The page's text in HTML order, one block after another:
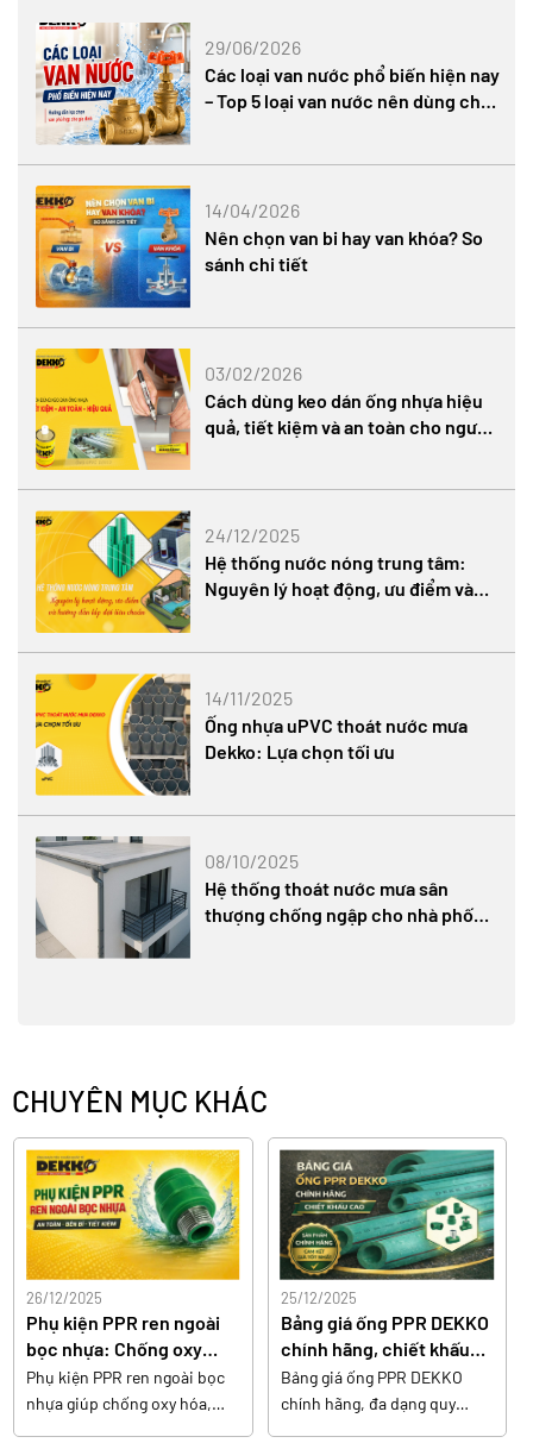
29/06/2026
Các loại van nước phổ biến hiện nay
– Top 5 loại van nước nên dùng cho
14/04/2026
Nên chọn van bi hay van khóa? So
sánh chi tiết
03/02/2026
Cách dùng keo dán ống nhựa hiệu
quả, tiết kiệm và an toàn cho người
24/12/2025
Hệ thống nước nóng trung tâm:
Nguyên lý hoạt động, ưu điểm và
14/11/2025
Ống nhựa uPVC thoát nước mưa
Dekko: Lựa chọn tối ưu
08/10/2025
Hệ thống thoát nước mưa sân
thượng chống ngập cho nhà phố
CHUYÊN MỤC KHÁC
26/12/2025
Phụ kiện PPR ren ngoài
bọc nhựa: Chống oxy
hóa, bảo vệ nước sạch
Phụ kiện PPR ren ngoài bọc
nhựa giúp chống oxy hóa,
25/12/2025
Bảng giá ống PPR DEKKO
chính hãng, chiết khấu
cao
Bảng giá ống PPR DEKKO
chính hãng, đa dạng quy